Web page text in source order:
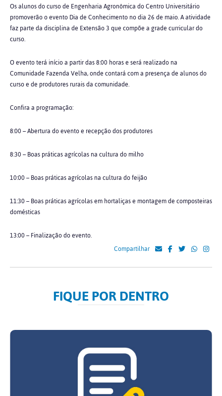
Os alunos do curso de Engenharia Agronômica do Centro Universitário
promoverão o evento Dia de Conhecimento no dia 26 de maio. A atividade
faz parte da disciplina de Extensão 3 que compõe a grade curricular do
curso.
O evento terá início a partir das 8:00 horas e será realizado na
Comunidade Fazenda Velha, onde contará com a presença de alunos do
curso e de produtores rurais da comunidade.
Confira a programação:
8:00 – Abertura do evento e recepção dos produtores
8:30 – Boas práticas agrícolas na cultura do milho
10:00 – Boas práticas agrícolas na cultura do feijão
11:30 – Boas práticas agrícolas em hortaliças e montagem de composteiras
domésticas
13:00 – Finalização do evento.
Compartilhar
FIQUE POR DENTRO